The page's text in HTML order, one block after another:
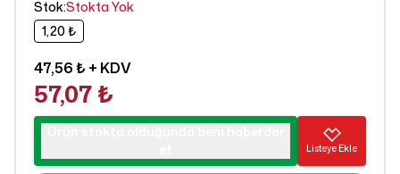
Stok:Stokta Yok
1,20 ₺
47,56 ₺+ KDV
57,07 ₺
Listeye Ekle